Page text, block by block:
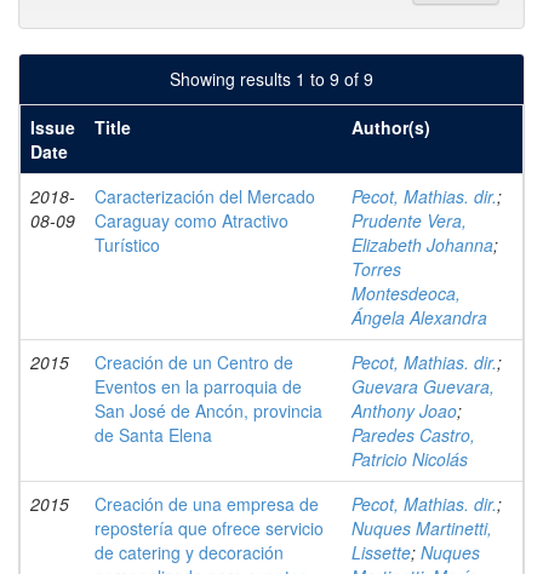
Showing results 1 to 9 of 9
Issue
Date
Title Author(s)
2018-
08-09
Caracterización del Mercado
Caraguay como Atractivo
Turístico
Pecot, Mathias. dir.;
Prudente Vera,
Elizabeth Johanna;
Torres
Montesdeoca,
Ángela Alexandra
2015
Creación de un Centro de
Eventos en la parroquia de
San José de Ancón, provincia
de Santa Elena
Pecot, Mathias. dir.;
Guevara Guevara,
Anthony Joao;
Paredes Castro,
Patricio Nicolás
2015
Creación de una empresa de
repostería que ofrece servicio
de catering y decoración
Pecot, Mathias. dir.;
Nuques Martinetti,
Lissette; Nuques